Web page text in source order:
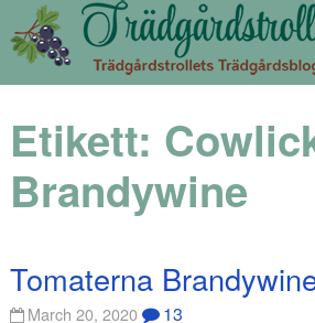
Etikett:
Brandywine
Tomaterna
March 20, 2020 13